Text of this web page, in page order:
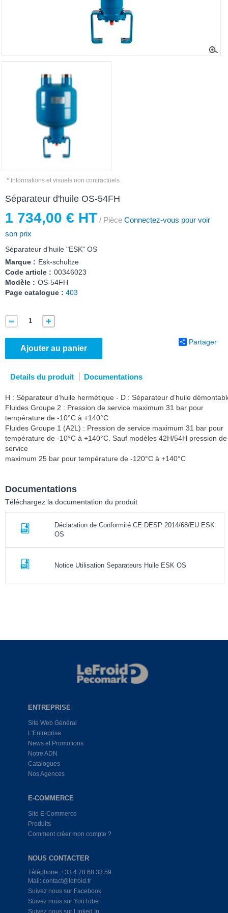
* Informations et visuels non contractuels
Séparateur d'huile OS-54FH
1 734,00 € HT / Pièce Connectez-vous pour voir
son prix
Séparateur d'huile "ESK" OS
Marque : Esk-schultze
Code article : 00346023
Modèle : OS-54FH
Page catalogue : 403
Ajouter au panier
Partager
Details du produit Documentations
H : Séparateur d’huile hermétique - D : Séparateur d’huile
Fluides Groupe 2 : Pression de service maximum 31 bar pour
température de -10°C à +140°C
Fluides Groupe 1 (A2L) : Pression de service maximum 31 bar pour
température de -10°C à +140°C. Sauf modèles 42H/54H pression de
service
maximum 25 bar pour température de -120°C à +140°C
Documentations
Téléchargez la documentation du produit
Déclaration de Conformité CE DESP 2014/68/EU ESK
OS
Notice Utilisation Separateurs Huile ESK OS
ENTREPRISE
Site Web Général
L'Entreprise
News et Promotions
Notre ADN
Catalogues
Nos Agences
E-COMMERCE
Site E-Commerce
Produits
Comment créer mon compte ?
NOUS CONTACTER
Téléphone: +33 4 78 68 33 59
Mail: contact@lefroid.fr
Suivez nous sur Facebook
Suivez nous sur YouTube
Suivez nous sur Linked In